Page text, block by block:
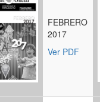
FEBRERO
2017
Ver PDF